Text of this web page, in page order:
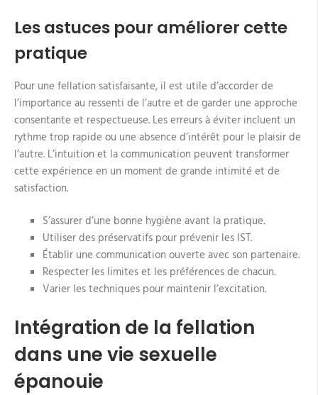
Les astuces pour améliorer cette
pratique
Pour une fellation satisfaisante, il est utile d’accorder de
l’importance au ressenti de l’autre et de garder une approche
consentante et respectueuse. Les erreurs à éviter incluent un
rythme trop rapide ou une absence d’intérêt pour le plaisir de
l’autre. L’intuition et la communication peuvent transformer
cette expérience en un moment de grande intimité et de
satisfaction.
S’assurer d’une bonne hygiène avant la pratique.
Utiliser des préservatifs pour prévenir les IST.
Établir une communication ouverte avec son partenaire.
Respecter les limites et les préférences de chacun.
Varier les techniques pour maintenir l’excitation.
Intégration de la fellation
dans une vie sexuelle
épanouie